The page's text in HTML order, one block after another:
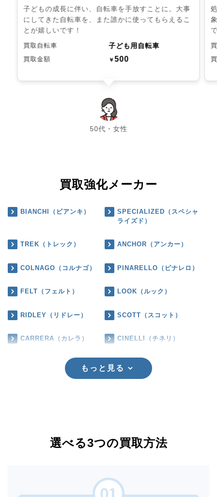
子どもの成長に伴い、自転車を手放すことに。大事
にしてきた自転車を、また誰かに使ってもらえるこ
とが嬉しいです！
買取自転車 子ども用自転車
買取金額 ￥500
50代・女性
chevron_left chevron_right
買取強化メーカー
BIANCHI（ビアンキ）
SPECIALIZED（スペシャ
ライズド）
TREK（トレック） ANCHOR（アンカー）
COLNAGO（コルナゴ） PINARELLO（ピナレロ）
FELT（フェルト） LOOK（ルック）
RIDLEY（リドレー） SCOTT（スコット）
CARRERA（カレラ） CINELLI（チネリ）
もっと見る
選べる3つの買取方法